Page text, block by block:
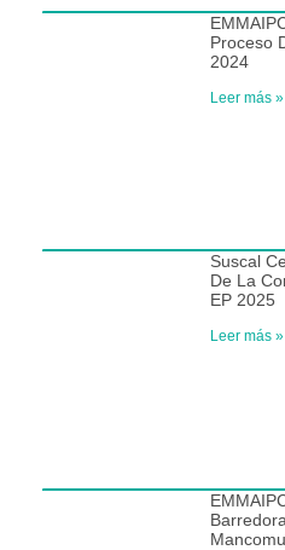
Proceso
2024
Leer más »
Suscal
De La
EP 2025
Leer más »